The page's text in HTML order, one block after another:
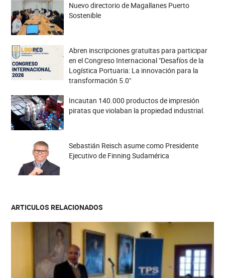
Nuevo directorio de Magallanes Puerto
Sostenible
Abren inscripciones gratuitas para participar
en el Congreso Internacional "Desafíos de la
Logística Portuaria: La innovación para la
transformación 5.0"
Incautan 140.000 productos de impresión
piratas que violaban la propiedad industrial.
Sebastián Reisch asume como Presidente
Ejecutivo de Finning Sudamérica
ARTICULOS RELACIONADOS